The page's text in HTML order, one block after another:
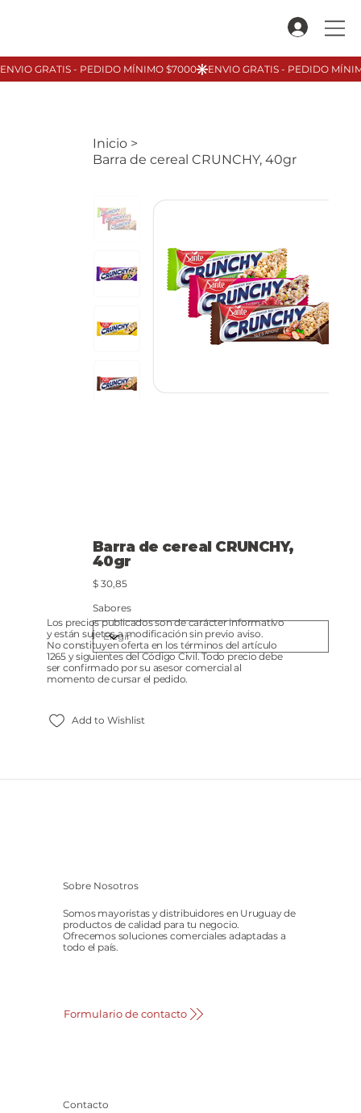
Inicio >
Barra de cereal CRUNCHY, 40gr
Barra de cereal CRUNCHY,
40gr
Precio
$ 30,85
Sabores
Add to Wishlist
Los precios publicados son de carácter informativo
y están sujetos a modificación sin previo aviso.
No constituyen oferta en los términos del artículo
1265 y siguientes del Código Civil. Todo precio debe
ser confirmado por su asesor comercial al
momento de cursar el pedido.
Sobre Nosotros
Somos mayoristas y distribuidores en Uruguay de
productos de calidad para tu negocio.
Ofrecemos soluciones comerciales adaptadas a
todo el país.
Formulario de contacto
Contacto